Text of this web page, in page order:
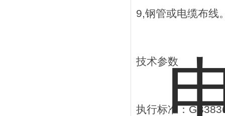
9,钢管或电缆布线
技术参数
执行标准：